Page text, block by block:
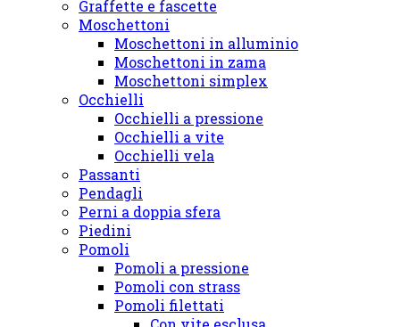
Graffette e fascette
Moschettoni
Moschettoni in alluminio
Moschettoni in zama
Moschettoni simplex
Occhielli
Occhielli a pressione
Occhielli a vite
Occhielli vela
Passanti
Pendagli
Perni a doppia sfera
Piedini
Pomoli
Pomoli a pressione
Pomoli con strass
Pomoli filettati